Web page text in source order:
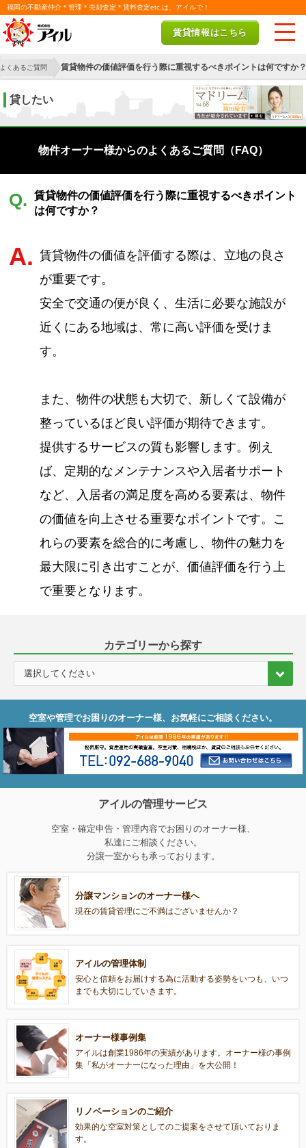
福岡の不動産仲介＊管理＊売却査定＊賃料査定etc.は、アイルで！
賃貸情報はこちら
くあるご質問 賃貸物件の価値評価を行う際に重視するべきポイントは何ですか？
貸したい
物件オーナー様からのよくあるご質問（FAQ）
Q.
賃貸物件の価値評価を行う際に重視するべきポイント
は何ですか？
A. 賃貸物件の価値を評価する際は、立地の良さ
が重要です。
安全で交通の便が良く、生活に必要な施設が
近くにある地域は、常に高い評価を受けま
す。
また、物件の状態も大切で、新しくて設備が
整っているほど良い評価が期待できます。
提供するサービスの質も影響します。例え
ば、定期的なメンテナンスや入居者サポート
など、入居者の満足度を高める要素は、物件
の価値を向上させる重要なポイントです。こ
れらの要素を総合的に考慮し、物件の魅力を
最大限に引き出すことが、価値評価を行う上
で重要となります。
カテゴリーから探す
空室や管理でお困りのオーナー様、お気軽にご相談ください。
アイルの管理サービス
空室・確定申告・管理内容でお困りのオーナー様、
私達にご相談ください。
分譲一室からも承っております。
分譲マンションのオーナー様へ
現在の賃貸管理にご不満はございませんか？
アイルの管理体制
安心と信頼をお届けする為に活動する姿勢をいつも、いつ
までも大切にしていきます。
オーナー様事例集
アイルは創業1986年の実績があります。オーナー様の事例
集「私がオーナーになった理由」を大公開！
リノベーションのご紹介
効果的な空室対策としてのご提案をさせて頂いておりま
す。